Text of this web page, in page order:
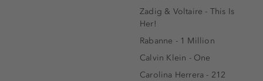
Zadig & Voltaire - This Is
Her!
Rabanne - 1 Million
Calvin Klein - One
Carolina Herrera - 212